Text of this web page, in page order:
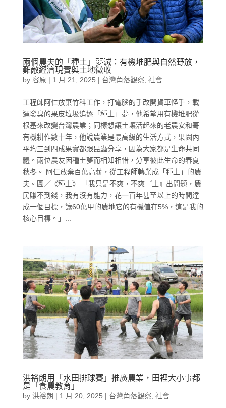
兩個農夫的「種土」夢滅：有機堆肥與自然野放，
難敵經濟現實與土地徵收
by 容原| 1 月 21, 2025 | 台灣角落觀察 社會
工程師阿仁放棄竹科工作，打電腦的手改開貨車怪手，載
運發臭的果皮垃圾追逐「種土」夢，他希望用有機堆肥從
根基來改變台灣農業；同樣想讓土壤活起來的老農安和哥
有機耕作數十年，他說農業是最高級的生活方式，果園內
平均三到四成果實都跟昆蟲分享，因為大家都是生命共同
體。兩位農友因種土夢而相知相惜，分享彼此生命的春夏
秋冬。 阿仁放棄百萬高薪，從工程師轉業成「種土」的農
夫。圖／《種土》 「我只是不爽，不爽『土』出問題，農
民賺不到錢，我有沒有能力，花一百年甚至以上的時間達
成一個目標，讓60萬甲的農地它的有機值在5%，這是我的
核心目標。」...
洪裕朗用「水田排球賽」推廣農業，田裡大小事都
是「食農教育」
by 洪裕朗 | 1 月 20, 2025 | 台灣角落觀察 社會